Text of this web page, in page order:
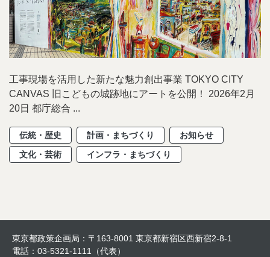
工事現場を活用した新たな魅力創出事業 TOKYO CITY
CANVAS 旧こどもの城跡地にアートを公開！ 2026年2月
20日 都庁総合 ...
伝統・歴史 計画・まちづくり
お知らせ
文化・芸術
インフラ・まちづくり
東京都政策企画局：〒163-8001 東京都新宿区西新宿2-8-1
電話：03-5321-1111（代表）